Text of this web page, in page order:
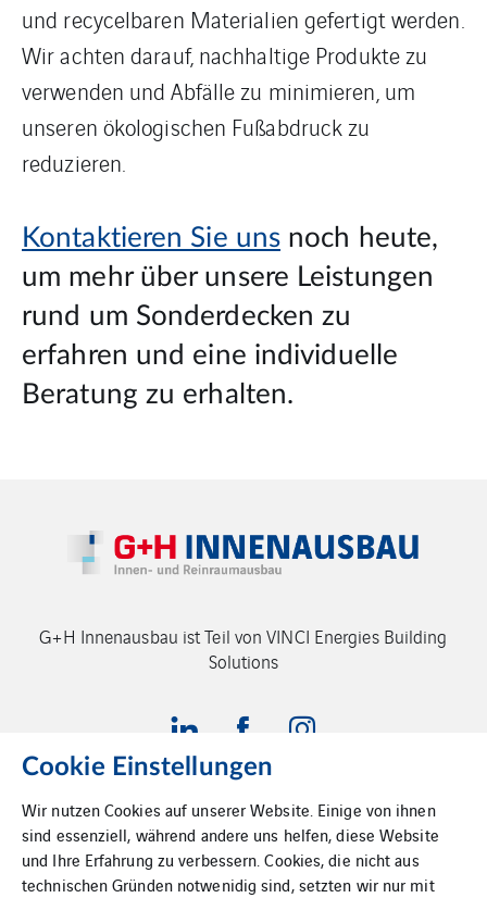
und recycelbaren Materialien gefertigt werden.
Wir achten darauf, nachhaltige Produkte zu
verwenden und Abfälle zu minimieren, um
unseren ökologischen Fußabdruck zu
reduzieren.
Kontaktieren Sie uns noch heute,
um mehr über unsere Leistungen
rund um Sonderdecken zu
erfahren und eine individuelle
Beratung zu erhalten.
G+H Innenausbau ist Teil von VINCI Energies Building
Solutions
Impressum
Datenschutz
Cookie Einstellungen
Wir nutzen Cookies auf unserer Website. Einige von ihnen
sind essenziell, während andere uns helfen, diese Website
und Ihre Erfahrung zu verbessern. Cookies, die nicht aus
technischen Gründen notwenidig sind, setzten wir nur mit